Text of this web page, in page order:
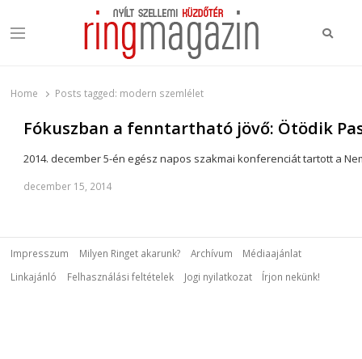
Menu
Home Posts tagged: modern szemlélet
Fókuszban a fenntartható jövő: Ötödik
2014. december 5-én egész napos szakmai konferenciát tartott a
december 15, 2014
Impresszum Milyen Ringet akarunk? Archívum
Médiaajánlat
Linkajánló
Felhasználási feltételek Jogi nyilatkozat Írjon nekünk!